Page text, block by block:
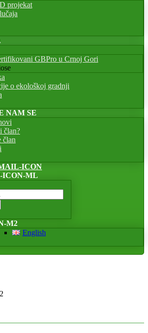
projekat
GBPro u Crnoj Gori
o ekološkoj gradnji
NAM SE
član?
član
English